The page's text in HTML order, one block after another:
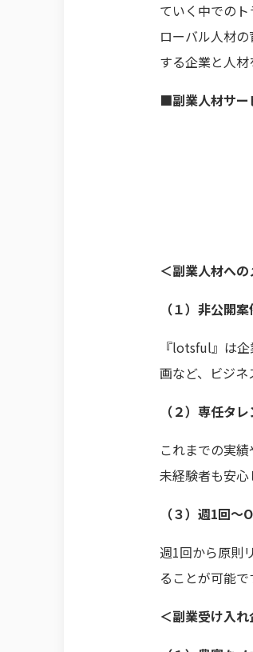
ていく中での
ローバル人材
する企業と人材
■副業人材サ
＜副業人材へ
（１）非公開
『lotsful』は
画など、ビジネ
（２）専任タ
これまでの実
未経験者も安心
（３）週1回
週1回から原則
ることが可能で
＜副業受け入